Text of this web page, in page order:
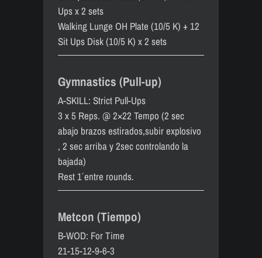
Ups x 2 sets
Walking Lunge OH Plate (10/5 K) + 12
Sit Ups Disk (10/5 K) x 2 sets
Gymnastics (Pull-up)
A-SKILL: Strict Pull-Ups
3 x 5 Reps. @ 2×22 Tempo (2 sec
abajo brazos estirados,subir explosivo
, 2 sec arriba y 2sec controlando la
bajada)
Rest 1´ entre rounds.
Metcon (Tiempo)
B-WOD: For Time
21-15-12-9-6-3